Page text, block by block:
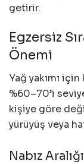
getirir.
Egzersiz
Önemi
Yağ yakımı
%60–70’i
kişiye göre
yürüyüş veya
Nabız